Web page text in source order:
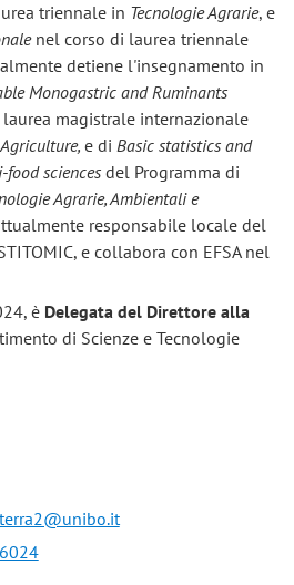
triennale in Tecnologie Agrarie, e
nel corso di laurea triennale
detiene l'insegnamento in
Monogastric and Ruminants
magistrale internazionale
e di Basic statistics and
sciences del Programma di
Agrarie, Ambientali e
responsabile locale del
e collabora con EFSA nel
è Delegata del Direttore alla
di Scienze e Tecnologie